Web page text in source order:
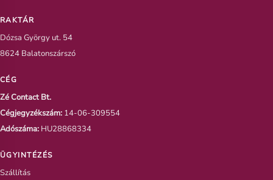
RAKTÁR
Dózsa György ut. 54
8624 Balatonszárszó
CÉG
Zé Contact Bt.
Cégjegyzékszám: 14-06-309554
Adószáma: HU28868334
ÜGYINTÉZÉS
Szállítás